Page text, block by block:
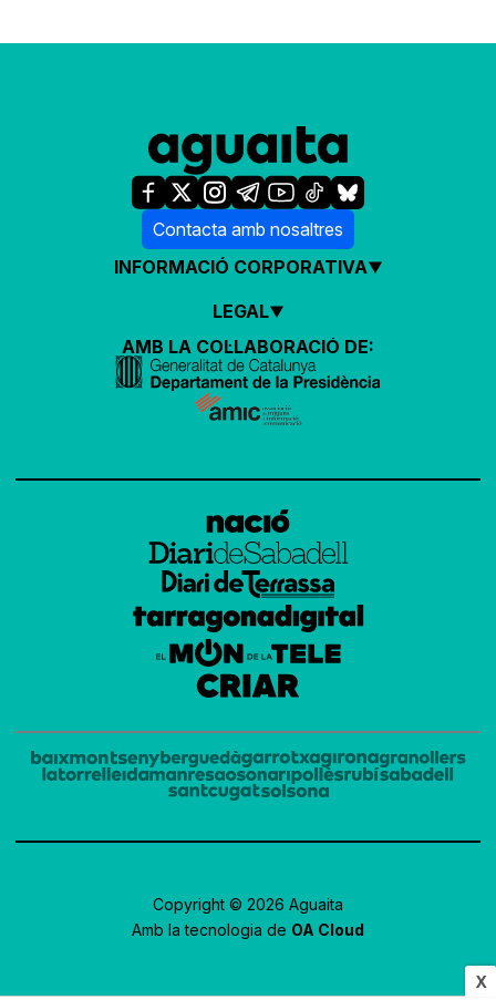
X
Contacta amb nosaltres
INFORMACIÓ CORPORATIVA
LEGAL
AMB LA COL·LABORACIÓ DE:
Copyright © 2026 Aguaita
Amb la tecnologia de OA Cloud